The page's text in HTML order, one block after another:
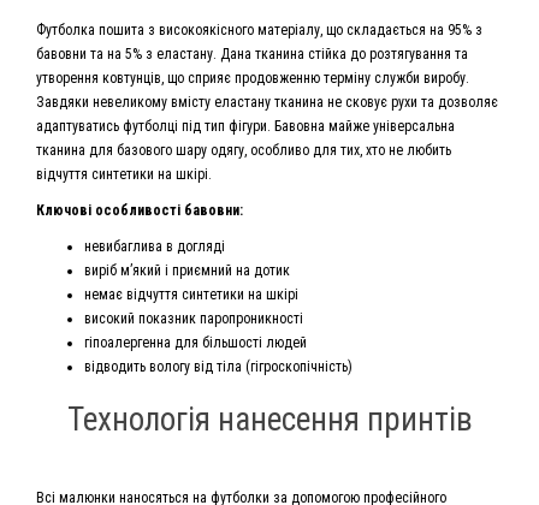
Футболка пошита з високоякісного матеріалу, що складається на 95% з
бавовни та на 5% з еластану. Дана тканина стійка до розтягування та
утворення ковтунців, що сприяє продовженню терміну служби виробу.
Завдяки невеликому вмісту еластану тканина не сковує рухи та дозволяє
адаптуватись футболці під тип фігури. Бавовна майже універсальна
тканина для базового шару одягу, особливо для тих, хто не любить
відчуття синтетики на шкірі.
Ключові особливості бавовни:
невибаглива в догляді
виріб м’який і приємний на дотик
немає відчуття синтетики на шкірі
високий показник паропроникності
гіпоалергенна для більшості людей
відводить вологу від тіла (гігроскопічність)
Технологія нанесення принтів
Всі малюнки наносяться на футболки за допомогою професійного